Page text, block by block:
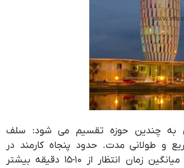
به چندین حوزه تقسیم می شود: سلف
و طولانی مدت. حدود پنجاه کارمند در
باتومی کار می کنند، میانگین زمان انتظار از ۱۰-۱۵ دقیقه بیشتر